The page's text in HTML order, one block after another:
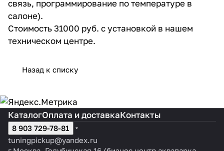
связь, программирование по температуре в
салоне).
Стоимость 31000 руб. с установкой в нашем
техническом центре.
Назад к списку
КаталогОплата и доставкаКонтакты
8 903 729-78-81
tuningpickup@yandex.ru